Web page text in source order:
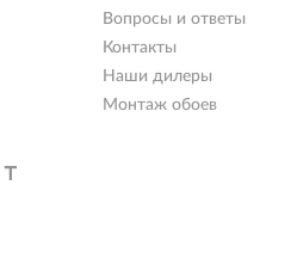
Вопросы и ответы
Контакты
Наши дилеры
Монтаж обоев